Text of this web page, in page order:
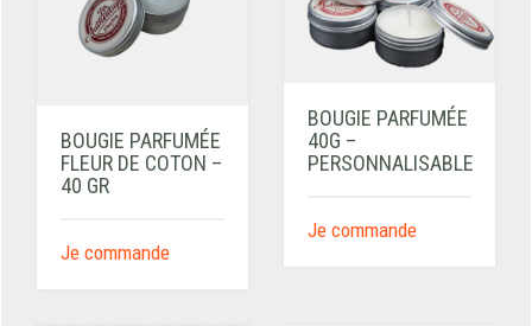
BOUGIE PARFUMÉE
FLEUR DE COTON –
40 GR
Je commande
BOUGIE PARFUMÉE
40G –
PERSONNALISABLE
Je commande